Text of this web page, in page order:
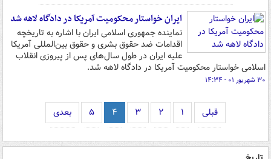
ایران خواستار محکومیت آمریکا در دادگاه لاهه شد
نماینده جمهوری اسلامی ایران با اشاره به تاریخچه
اقدامات ضد حقوق بشری و حقوق بین‌المللی آمریکا
علیه ایران در طول سال‌های پس از پیروزی انقلاب
اسلامی خواستار محکومیت آمریکا در دادگاه لاهه شد.
۳۰ شهریور ۰۱ - ۱۴:۳۴
قبلی ۱ ۲ ۳ ۴ ۵ بعدی